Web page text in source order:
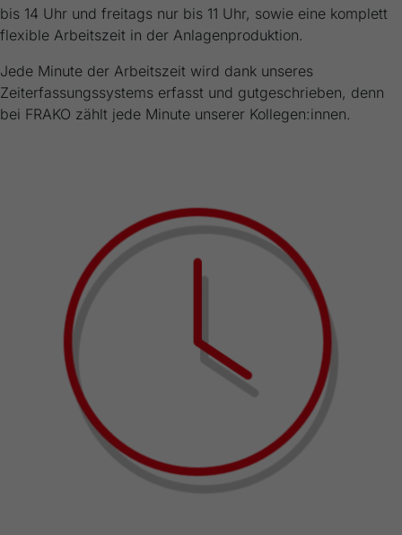
bis 14 Uhr und freitags nur bis 11 Uhr, sowie eine komplett
flexible Arbeitszeit in der Anlagenproduktion.
Jede Minute der Arbeitszeit wird dank unseres
Zeiterfassungssystems erfasst und gutgeschrieben, denn
bei FRAKO zählt jede Minute unserer Kollegen:innen.